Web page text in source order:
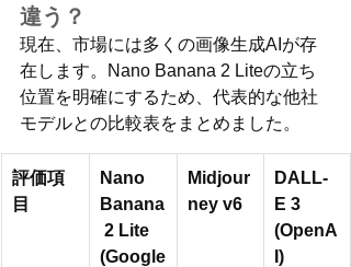
違う？
現在、市場には多くの画像生成AIが存
在します。Nano Banana 2 Liteの立ち
位置を明確にするため、代表的な他社
モデルとの比較表をまとめました。
評価項
目
Nano
Banana
2 Lite
(Google
Midjour
ney v6
DALL-
E 3
(OpenA
I)